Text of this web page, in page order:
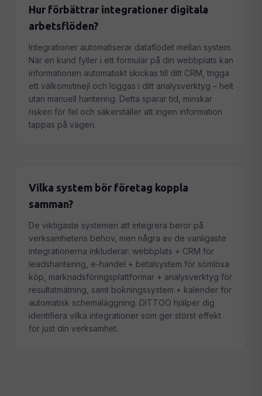
Hur förbättrar integrationer digitala
arbetsflöden?
Integrationer automatiserar dataflödet mellan system.
När en kund fyller i ett formulär på din webbplats kan
informationen automatiskt skickas till ditt CRM, trigga
ett välkomstmejl och loggas i ditt analysverktyg – helt
utan manuell hantering. Detta sparar tid, minskar
risken för fel och säkerställer att ingen information
tappas på vägen.
Vilka system bör företag koppla
samman?
De viktigaste systemen att integrera beror på
verksamhetens behov, men några av de vanligaste
integrationerna inkluderar: webbplats + CRM för
leadshantering, e-handel + betalsystem för sömlösa
köp, marknadsföringsplattformar + analysverktyg för
resultatmätning, samt bokningssystem + kalender för
automatisk schemaläggning. DITTOO hjälper dig
identifiera vilka integrationer som ger störst effekt
för just din verksamhet.